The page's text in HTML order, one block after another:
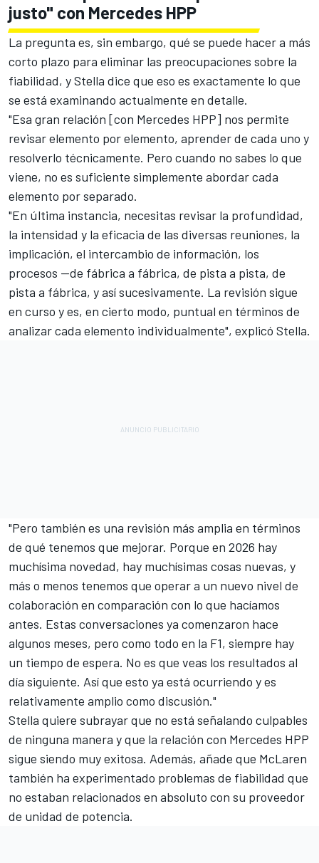
justo" con Mercedes HPP
La pregunta es, sin embargo, qué se puede hacer a más
corto plazo para eliminar las preocupaciones sobre la
fiabilidad, y Stella dice que eso es exactamente lo que
se está examinando actualmente en detalle.
"Esa gran relación [con Mercedes HPP] nos permite
revisar elemento por elemento, aprender de cada uno y
resolverlo técnicamente. Pero cuando no sabes lo que
viene, no es suficiente simplemente abordar cada
elemento por separado.
"En última instancia, necesitas revisar la profundidad,
la intensidad y la eficacia de las diversas reuniones, la
implicación, el intercambio de información, los
procesos —de fábrica a fábrica, de pista a pista, de
pista a fábrica, y así sucesivamente. La revisión sigue
en curso y es, en cierto modo, puntual en términos de
analizar cada elemento individualmente", explicó Stella.
"Pero también es una revisión más amplia en términos
de qué tenemos que mejorar. Porque en 2026 hay
muchísima novedad, hay muchísimas cosas nuevas, y
más o menos tenemos que operar a un nuevo nivel de
colaboración en comparación con lo que hacíamos
antes. Estas conversaciones ya comenzaron hace
algunos meses, pero como todo en la F1, siempre hay
un tiempo de espera. No es que veas los resultados al
día siguiente. Así que esto ya está ocurriendo y es
relativamente amplio como discusión."
Stella quiere subrayar que no está señalando culpables
de ninguna manera y que la relación con Mercedes HPP
sigue siendo muy exitosa. Además, añade que McLaren
también ha experimentado problemas de fiabilidad que
no estaban relacionados en absoluto con su proveedor
de unidad de potencia.